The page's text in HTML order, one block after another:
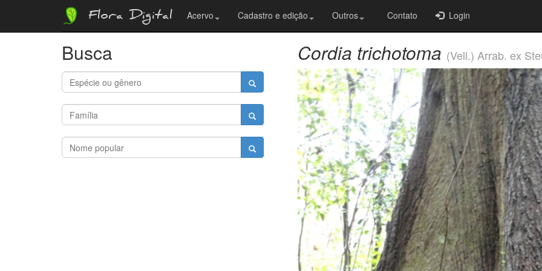
Flora Digital Acervo Cadastro e edição Outros Contato Login
Busca Cordia trichotoma (Vell.) Arrab. ex